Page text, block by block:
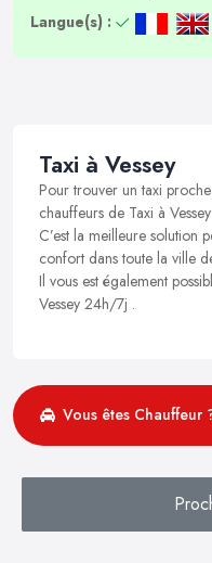
Langue(s) :
Taxi à Vessey
Pour trouver un taxi
chauffeurs de Taxi à
C’est la meilleure solution
confort dans toute la ville
Il vous est également
Vessey 24h/7j .
Vous êtes Chauffeur